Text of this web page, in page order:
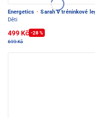
Energetics · Sarah V tréninkové
Děti
499 Kč -28 %
699 Kč